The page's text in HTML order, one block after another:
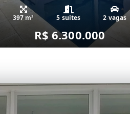
397 m² 5 suítes 2 vagas
R$ 6.300.000